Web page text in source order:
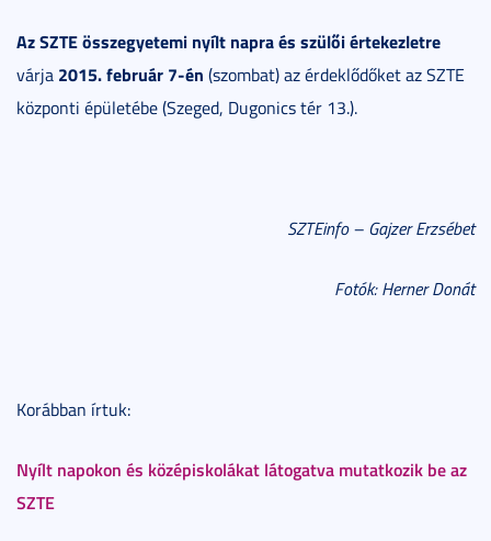
Az SZTE összegyetemi nyílt napra és szülői értekezletre
várja 2015. február 7-én (szombat) az érdeklődőket az SZTE
központi épületébe (Szeged, Dugonics tér 13.).
SZTEinfo – Gajzer Erzsébet
Fotók: Herner Donát
Korábban írtuk:
Nyílt napokon és középiskolákat látogatva mutatkozik be az
SZTE